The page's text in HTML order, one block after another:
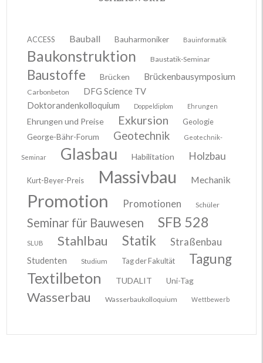
ACCESS Bauball Bauharmoniker Bauinformatik
Baukonstruktion Baustatik-Seminar
Baustoffe Brücken Brückenbausymposium
Carbonbeton
DFG Science TV
Doktorandenkolloquium
Doppeldiplom Ehrungen
Ehrungen und Preise Exkursion
Geologie
George-Bähr-Forum
Geotechnik Geotechnik-
Seminar Glasbau Habilitation Holzbau
Kurt-Beyer-Preis Massivbau Mechanik
Promotion Promotionen Schüler
Seminar für Bauwesen SFB 528
SLUB Stahlbau Statik Straßenbau
Studenten Studium Tag der Fakultät Tagung
Textilbeton TUDALIT Uni-Tag
Wasserbau Wasserbaukolloquium Wettbewerb